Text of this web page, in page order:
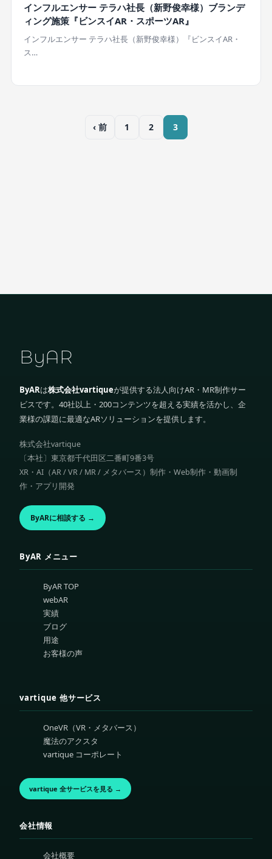
インフルエンサー テラハ社長（新野俊幸様）ブランデ
ィング施策『ビンスイAR・スポーツAR』
インフルエンサー テラハ社長（新野俊幸様）『ビンスイAR・
ス…
‹ 前 1 2 3
ByAR
ByARは株式会社vartiqueが提供する法人向けAR・MR制作サー
ビスです。40社以上・200コンテンツを超える実績を活かし、企
業様の課題に最適なARソリューションを提供します。
株式会社vartique
〔本社〕東京都千代田区二番町9番3号
XR・AI（AR / VR / MR / メタバース）制作・Web制作・動画制
作・アプリ開発
ByARに相談する →
ByAR メニュー
ByAR TOP
webAR
実績
ブログ
用途
お客様の声
vartique 他サービス
OneVR（VR・メタバース）
魔法のアクスタ
vartique コーポレート
vartique 全サービスを見る →
会社情報
会社概要